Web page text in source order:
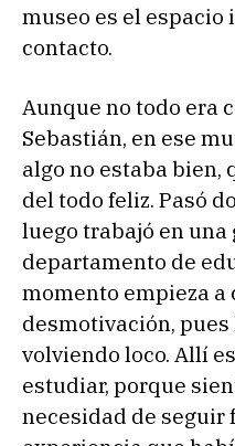
museo es el espacio
contacto.
Aunque no todo era
Sebastián, en ese
algo no estaba bien,
del todo feliz. Pasó
luego trabajó en una
departamento de
momento empieza a
desmotivación,
volviendo loco. Allí
estudiar, porque
necesidad de seguir